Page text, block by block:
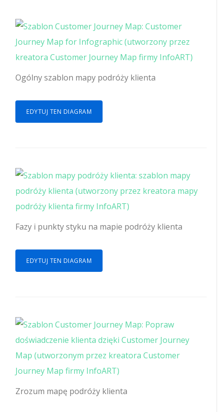
Ogólny szablon mapy podróży klienta
EDYTUJ TEN DIAGRAM
Fazy ​​i punkty styku na mapie podróży klienta
EDYTUJ TEN DIAGRAM
Zrozum mapę podróży klienta